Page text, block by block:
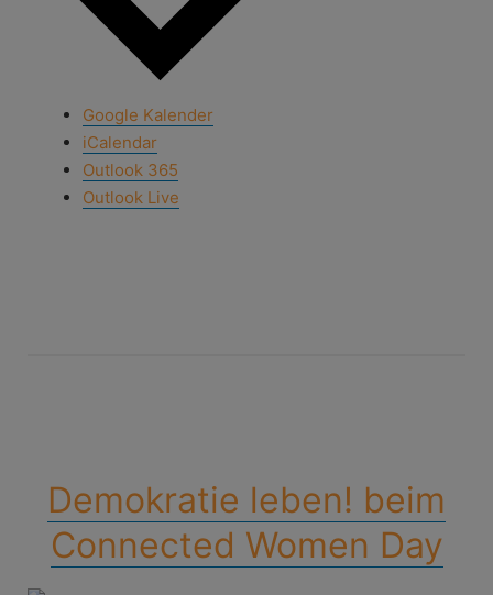
Google Kalender
iCalendar
Outlook 365
Outlook Live
Demokratie leben! beim
Connected Women Day